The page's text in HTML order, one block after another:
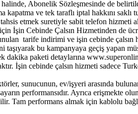
Abonelik Sözleşmesinde de
ve tek taraflı iptal hakkını saklı
etmek suretiyle sabit telefon hizmeti
İşin Cebinde Çalsın Hizmetinden de
tarife indirimi ve işin cebinde
bu kampanyaya geçiş yapan
paketi detaylarına
İşin cebinde çalsın hizmeti sadece
sunucunun, ev/işyeri arasında
performansıdır. Ayrıca erişmekte
Tam performans almak için kablolu